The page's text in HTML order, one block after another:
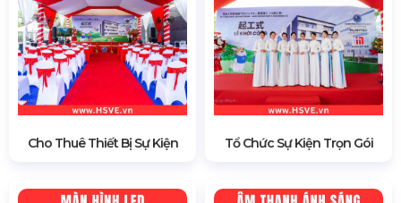
Cho Thuê Thiết Bị Sự Kiện Tổ Chức Sự Kiện Trọn Gói